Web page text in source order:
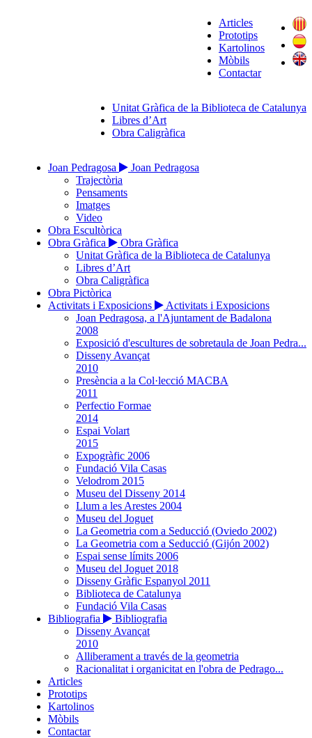
Articles
Prototips
Kartolinos
Mòbils
Contactar
Unitat Gràfica de la Biblioteca de Catalunya
Libres d’Art
Obra Caligràfica
Joan Pedragosa
Joan Pedragosa
Trajectòria
Pensaments
Imatges
Video
Obra Escultòrica
Obra Gràfica
Obra Gràfica
Unitat Gràfica de la Biblioteca de Catalunya
Libres d’Art
Obra Caligràfica
Obra Pictòrica
Activitats i Exposicions
Activitats i Exposicions
Joan Pedragosa, a l'Ajuntament de Badalona
2008
Exposició d'escultures de sobretaula de Joan Pedra...
Disseny Avançat
2010
Presència a la Col·lecció MACBA
2011
Perfectio Formae
2014
Espai Volart
2015
Expogràfic 2006
Fundació Vila Casas
Velodrom 2015
Museu del Disseny 2014
Llum a les Arestes 2004
Museu del Joguet
La Geometria com a Seducció (Oviedo 2002)
La Geometria com a Seducció (Gijón 2002)
Espai sense límits 2006
Museu del Joguet 2018
Disseny Gràfic Espanyol 2011
Biblioteca de Catalunya
Fundació Vila Casas
Bibliografia
Bibliografia
Disseny Avançat
2010
Alliberament a través de la geometria
Racionalitat i organicitat en l'obra de Pedrago...
Articles
Prototips
Kartolinos
Mòbils
Contactar